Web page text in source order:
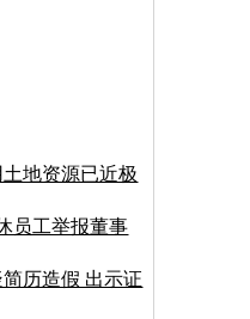
地资源已近极
员工举报董事
历造假 出示证